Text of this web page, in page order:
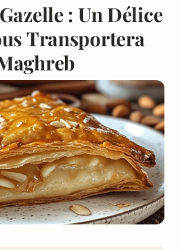
: Un Délice
Transportera